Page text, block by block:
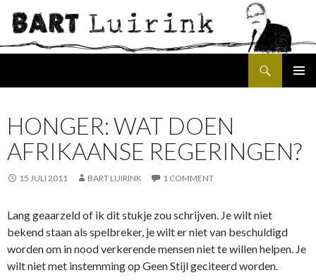
HONGER: WAT DOEN
AFRIKAANSE REGERINGEN?
15 JULI 2011 BART LUIRINK 1 COMMENT
Lang geaarzeld of ik dit stukje zou schrijven. Je wilt niet
bekend staan als spelbreker, je wilt er niet van beschuldigd
worden om in nood verkerende mensen niet te willen helpen. Je
wilt niet met instemming op Geen Stijl geciteerd worden.